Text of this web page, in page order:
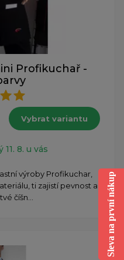
Profikuchař -
Vybrat variantu
11. 8. u vás
výroby Profikuchar,
ti zajistí pevnost a
číšn...
Sleva na první nákup